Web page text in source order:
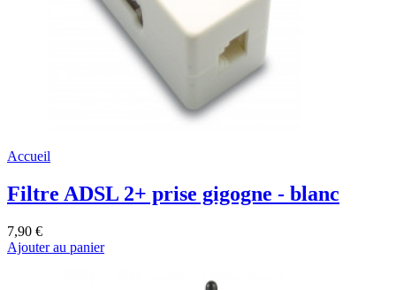
Accueil
Filtre ADSL 2+ prise gigogne - blanc
7,90 €
Ajouter au panier